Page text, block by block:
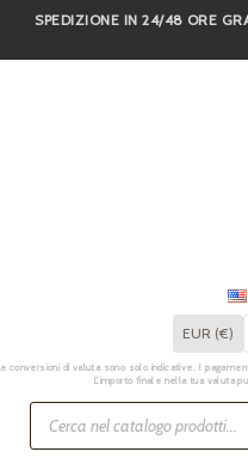
SPEDIZIONE IN 24/48 ORE
EUR (€)
conversioni di valuta sono solo indicative. I
L’importo finale nella tua valuta
Ricerca
prodotti